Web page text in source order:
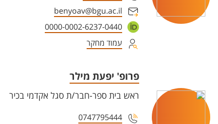
benyoav@bgu.ac.il
0000-0002-6237-0440
עמוד מחקר
פרופ' יפעת מילר
ראש בית ספר-חבר/ת סגל אקדמי בכיר
0747795444